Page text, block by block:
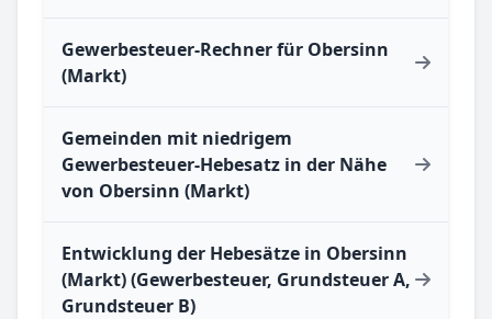
Gewerbesteuer-Rechner für Obersinn
(Markt)
Gemeinden mit niedrigem
Gewerbesteuer-Hebesatz in der Nähe
von Obersinn (Markt)
Entwicklung der Hebesätze in Obersinn
(Markt) (Gewerbesteuer, Grundsteuer A,
Grundsteuer B)